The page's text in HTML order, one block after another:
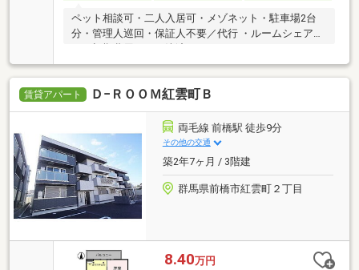
ペット相談可・二人入居可・メゾネット・駐車場2台
分・管理人巡回・保証人不要／代行 ・ルームシェア
賃貸アパート Ｄ−ＲＯＯＭ紅雲町Ｂ
両毛線 前橋駅 徒歩9分
その他の交通
築2年7ヶ月 / 3階建
群馬県前橋市紅雲町２丁目
8.40万円